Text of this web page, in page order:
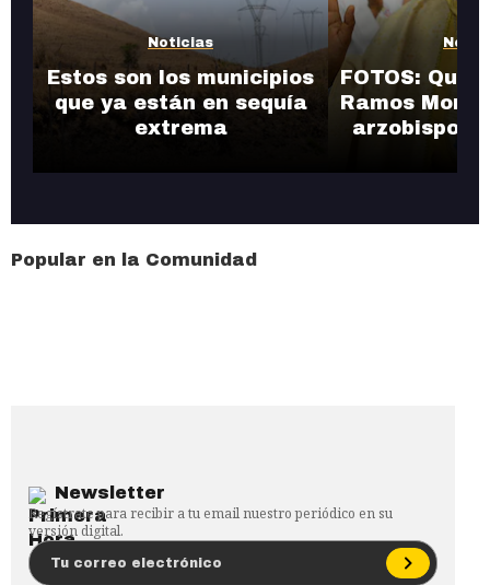
Noticias
Estos son los municipios
que ya están en sequía
extrema
FOTOS:
Ramos
arzobispo
Popular en la Comunidad
Newsletter
Regístrate para recibir a tu email nuestro periódico en su
versión digital.